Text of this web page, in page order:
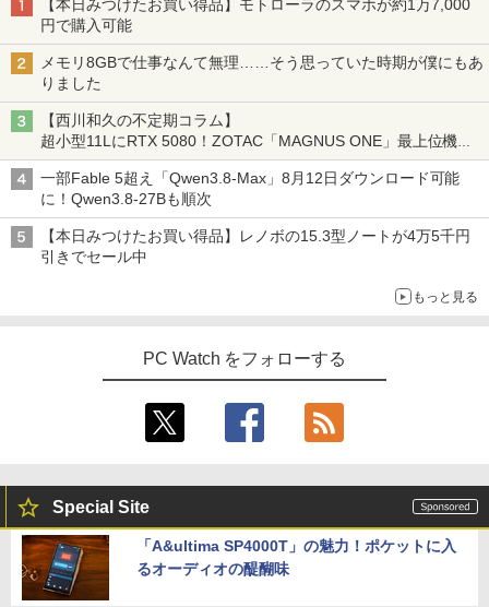
【本日みつけたお買い得品】モトローラのスマホが約1万7,000
円で購入可能
メモリ8GBで仕事なんて無理……そう思っていた時期が僕にもあ
りました
【西川和久の不定期コラム】
超小型11LにRTX 5080！ZOTAC「MAGNUS ONE」最上位機の
実力を探る
一部Fable 5超え「Qwen3.8-Max」8月12日ダウンロード可能
に！Qwen3.8-27Bも順次
【本日みつけたお買い得品】レノボの15.3型ノートが4万5千円
引きでセール中
もっと見る
PC Watch をフォローする
Special Site
「A&ultima SP4000T」の魅力！ポケットに入
るオーディオの醍醐味